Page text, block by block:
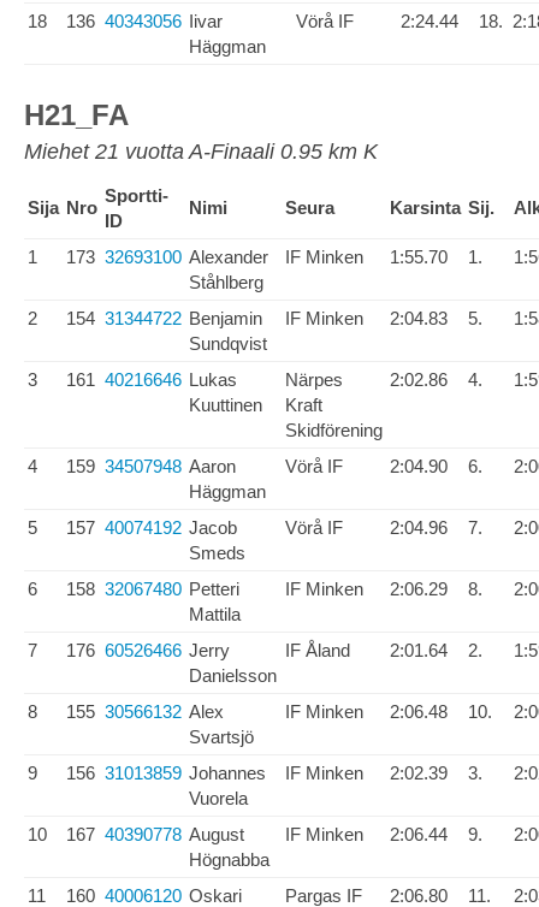
18 136 40343056 Iivar
Häggman
Vörå IF 2:24.44 18.
H21_FA
Miehet 21 vuotta A-Finaali 0.95 km K
Sija Nro
Sportti-
ID
Nimi Seura Karsinta Sij.
1 173 32693100 Alexander
Ståhlberg
IF Minken 1:55.70 1.
2 154 31344722 Benjamin
Sundqvist
IF Minken 2:04.83 5.
3 161 40216646 Lukas
Kuuttinen
Närpes
Kraft
Skidförening
2:02.86 4.
4 159 34507948 Aaron
Häggman
Vörå IF 2:04.90 6.
5 157 40074192 Jacob
Smeds
Vörå IF 2:04.96 7.
6 158 32067480 Petteri
Mattila
IF Minken 2:06.29 8.
7 176 60526466 Jerry
Danielsson
IF Åland 2:01.64 2.
8 155 30566132 Alex
Svartsjö
IF Minken 2:06.48 10.
9 156 31013859 Johannes
Vuorela
IF Minken 2:02.39 3.
10 167 40390778 August
Högnabba
IF Minken 2:06.44 9.
11 160 40006120 Oskari
Pargas IF 2:06.80 11.